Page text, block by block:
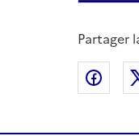
Partager